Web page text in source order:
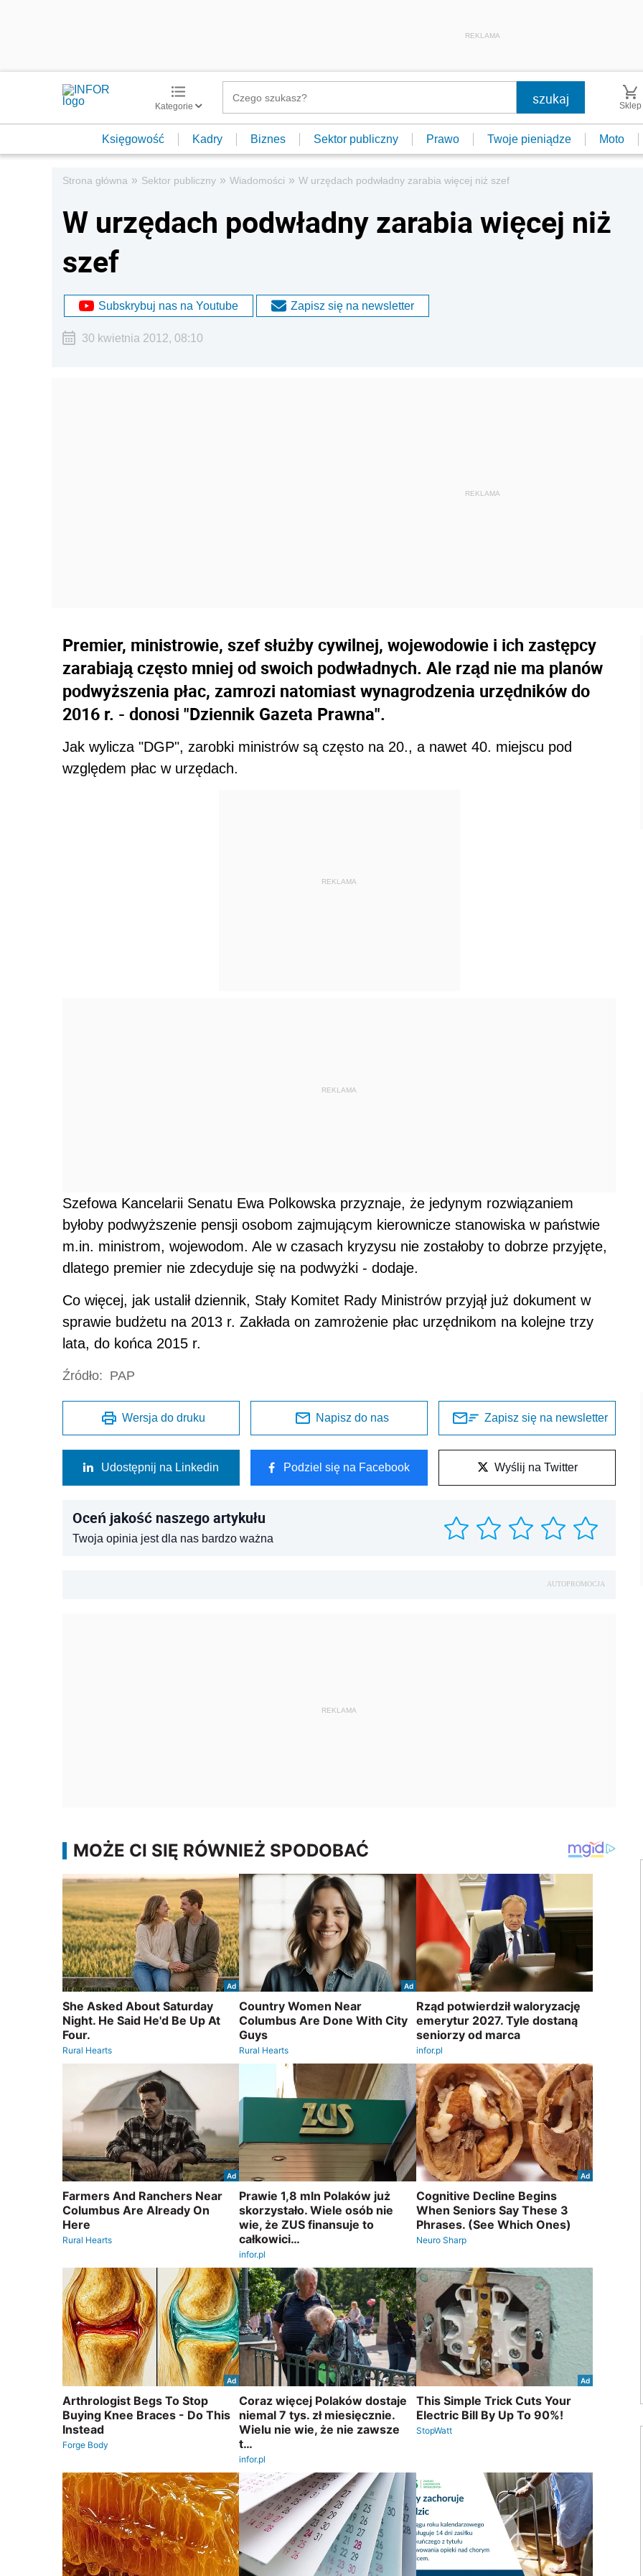
REKLAMA
Kategorie Sklep
Księgowość Kadry Biznes Sektor publiczny Prawo Twoje pieniądze Moto
Strona główna » Sektor publiczny » Wiadomości » W urzędach podwładny zarabia więcej niż szef
W urzędach podwładny zarabia więcej niż
szef
Subskrybuj nas na Youtube Zapisz się na newsletter
30 kwietnia 2012, 08:10
Premier, ministrowie, szef służby cywilnej, wojewodowie i ich zastępcy
zarabiają często mniej od swoich podwładnych. Ale rząd nie ma planów
podwyższenia płac, zamrozi natomiast wynagrodzenia urzędników do
2016 r. - donosi "Dziennik Gazeta Prawna".
Jak wylicza "DGP", zarobki ministrów są często na 20., a nawet 40. miejscu pod
względem płac w urzędach.
REKLAMA
REKLAMA
Szefowa Kancelarii Senatu Ewa Polkowska przyznaje, że jedynym rozwiązaniem
byłoby podwyższenie pensji osobom zajmującym kierownicze stanowiska w państwie
m.in. ministrom, wojewodom. Ale w czasach kryzysu nie zostałoby to dobrze przyjęte,
dlatego premier nie zdecyduje się na podwyżki - dodaje.
Co więcej, jak ustalił dziennik, Stały Komitet Rady Ministrów przyjął już dokument w
sprawie budżetu na 2013 r. Zakłada on zamrożenie płac urzędnikom na kolejne trzy
lata, do końca 2015 r.
Źródło: PAP
Wersja do druku Napisz do nas Zapisz się na newsletter
Udostępnij na Linkedin Podziel się na Facebook Wyślij na Twitter
Oceń jakość naszego artykułu
Twoja opinia jest dla nas bardzo ważna
AUTOPROMOCJA
REKLAMA